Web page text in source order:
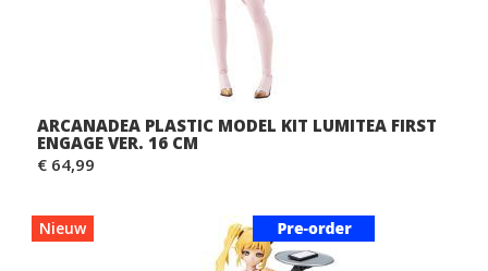
ARCANADEA PLASTIC MODEL KIT LUMITEA FIRST
ENGAGE VER. 16 CM
€ 64,99
Nieuw